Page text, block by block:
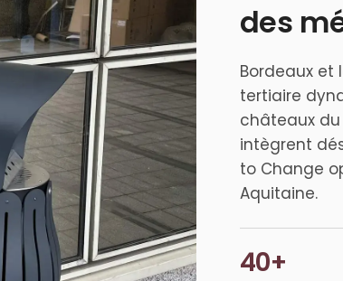
des
Bordeaux
tertiaire
châteaux du
intègrent
to Change
Aquitaine.
40+